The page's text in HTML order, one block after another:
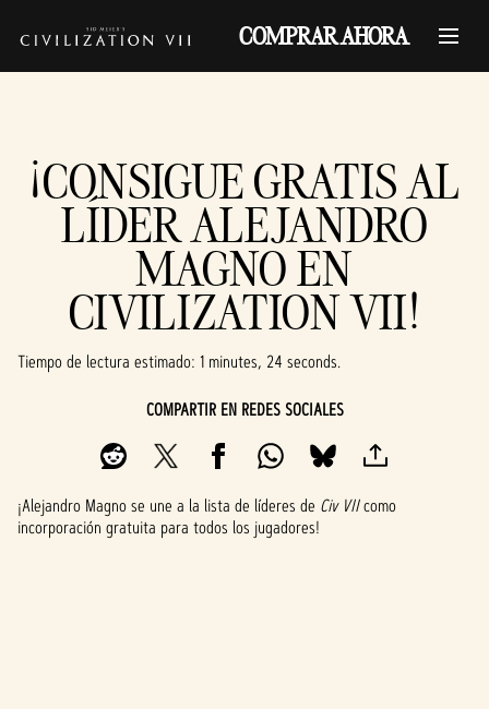
COMPRAR AHORA
¡CONSIGUE GRATIS AL
LÍDER ALEJANDRO
MAGNO EN
CIVILIZATION VII!
Tiempo de lectura estimado 1 minutes, 24 seconds
COMPARTIR EN REDES SOCIALES
¡Alejandro Magno se une a la lista de líderes de Civ VIIcomo
incorporación gratuita para todos los jugadores!